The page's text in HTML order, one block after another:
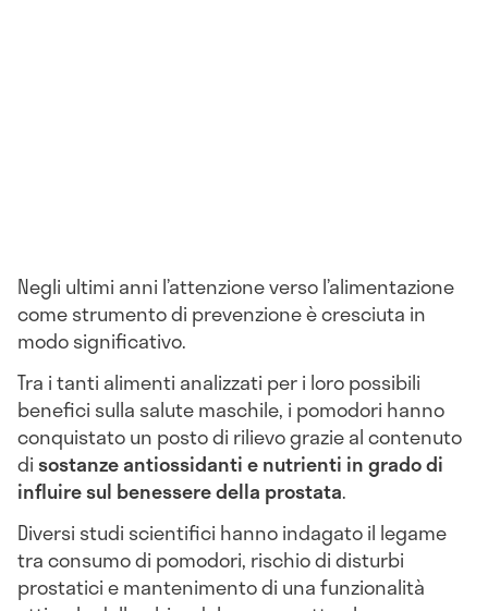
Negli ultimi anni l’attenzione verso l’alimentazione
come strumento di prevenzione è cresciuta in
modo significativo.
Tra i tanti alimenti analizzati per i loro possibili
benefici sulla salute maschile, i pomodori hanno
conquistato un posto di rilievo grazie al contenuto
disostanze antiossidanti e nutrienti in grado di
influire sul benessere della prostata.
Diversi studi scientifici hanno indagato il legame
tra consumo di pomodori, rischio di disturbi
prostatici e mantenimento di una funzionalità